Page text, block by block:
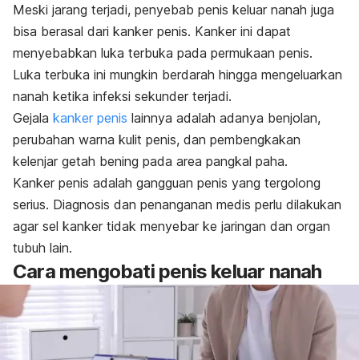
Meski jarang terjadi, penyebab penis keluar nanah juga
bisa berasal dari kanker penis. Kanker ini dapat
menyebabkan luka terbuka pada permukaan penis.
Luka terbuka ini mungkin berdarah hingga mengeluarkan
nanah ketika infeksi sekunder terjadi.
Gejala kanker penis lainnya adalah adanya benjolan,
perubahan warna kulit penis, dan pembengkakan
kelenjar getah bening pada area pangkal paha.
Kanker penis adalah gangguan penis yang tergolong
serius. Diagnosis dan penanganan medis perlu dilakukan
agar sel kanker tidak menyebar ke jaringan dan organ
tubuh lain.
Cara mengobati penis keluar nanah